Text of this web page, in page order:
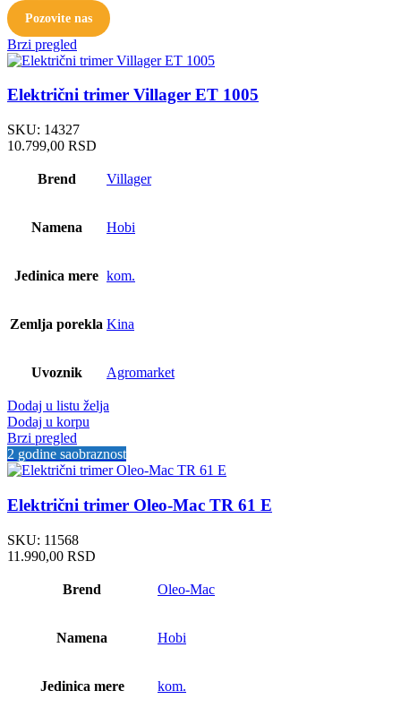
Pozovite nas
Brzi pregled
Električni trimer Villager ET 1005
SKU: 14327
10.799,00 RSD
Brend Villager
Namena Hobi
Jedinica mere kom.
Zemlja porekla Kina
Uvoznik Agromarket
Dodaj u listu želja
Dodaj u korpu
Brzi pregled
2 godine saobraznost
Električni trimer Oleo-Mac TR 61 E
SKU: 11568
11.990,00 RSD
Brend Oleo-Mac
Namena Hobi
Jedinica mere kom.